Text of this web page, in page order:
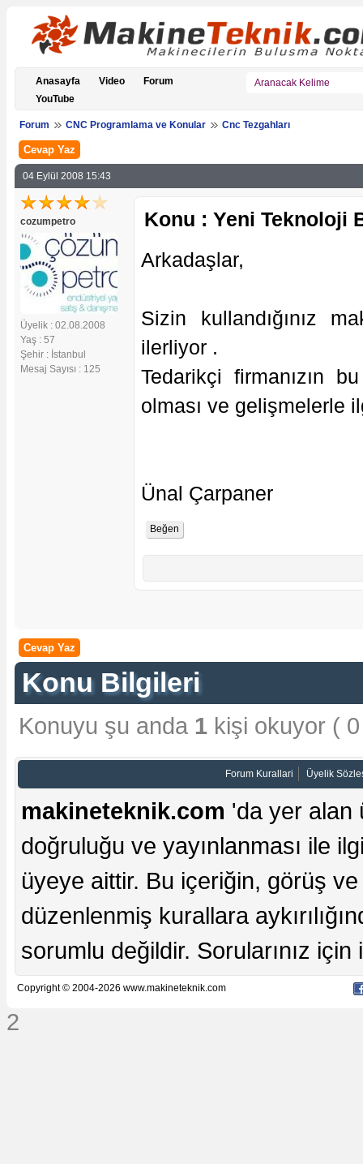
Anasayfa Video
Forum
YouTube
Forum CNC Programlama ve Konular Cnc Tezgahları
Cevap Yaz
04 Eylül 2008 15:43
cozumpetro
Üyelik : 02.08.2008
Yaş : 57
Şehir : İstanbul
Mesaj Sayısı : 125
Konu : Yeni Teknoloji
Arkadaşlar,
Sizin kullandığınız
ilerliyor .
Tedarikçi firmanızın
olması ve gelişmelerle
Ünal Çarpaner
Cevap Yaz
Konu Bilgileri
Konuyu şu anda 1 kişi okuyor (
Forum Kurallari Üyelik
makineteknik.com 'da yer alan
doğruluğu ve yayınlanması ile
üyeye aittir. Bu içeriğin, görüş
düzenlenmiş kurallara
sorumlu değildir. Sorularınız
Copyright © 2004-2026 www.makineteknik.com
2